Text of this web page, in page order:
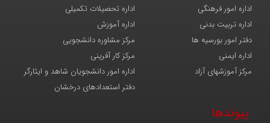
اداره تحصیلات تکمیلی
اداره امور فرهنگی
اداره آموزش
اداره تربیت بدنی
مرکز مشاوره دانشجویی
دفتر امور بورسیه ها
مرکز کار آفرینی
اداره ایمنی
اداره امور دانشجویان شاهد و ایثارگر
مرکز آموزشهای آزاد
دفتر استعدادهای درخشان
پیوندها